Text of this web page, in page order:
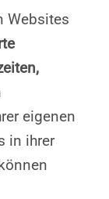
Websites
eigenen
in ihrer